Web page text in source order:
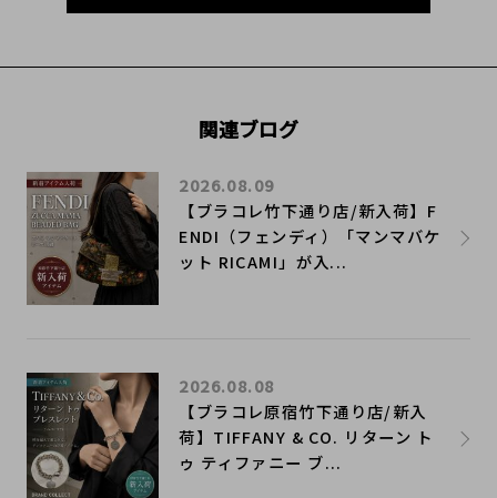
関連ブログ
【ブラコレ竹下通り店/新入荷】F
ENDI（フェンディ）「マンマバケ
ット RICAMI」が入...
2026.08.09
【ブラコレ原宿竹下通り店/新入
荷】TIFFANY & CO. リターン ト
ゥ ティファニー ブ...
2026.08.08